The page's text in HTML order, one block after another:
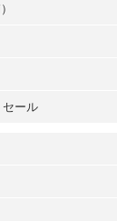
セール